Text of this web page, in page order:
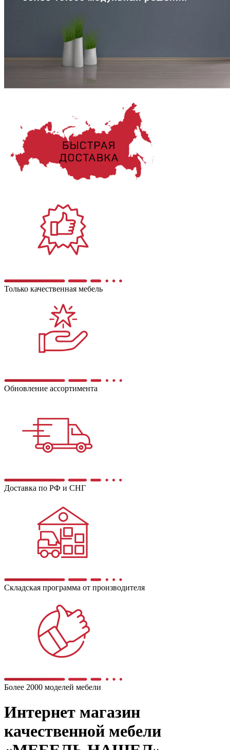
Только качественная мебель
Обновление ассортимента
Доставка по РФ и СНГ
Складская программа от производителя
Более 2000 моделей мебели
Интернет магазин
качественной мебели